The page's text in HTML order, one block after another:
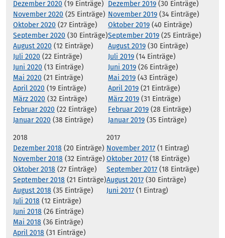
Dezember 2020 (19 Einträge)
November 2020 (25 Einträge)
Oktober 2020 (27 Einträge)
September 2020 (30 Einträge)
August 2020 (12 Einträge)
Juli 2020 (22 Einträge)
Juni 2020 (13 Einträge)
Mai 2020 (21 Einträge)
April 2020 (19 Einträge)
März 2020 (32 Einträge)
Februar 2020 (22 Einträge)
Januar 2020 (38 Einträge)
Dezember 2019 (30 Einträge)
November 2019 (34 Einträge)
Oktober 2019 (40 Einträge)
September 2019 (25 Einträge)
August 2019 (30 Einträge)
Juli 2019 (14 Einträge)
Juni 2019 (26 Einträge)
Mai 2019 (43 Einträge)
April 2019 (21 Einträge)
März 2019 (31 Einträge)
Februar 2019 (28 Einträge)
Januar 2019 (35 Einträge)
2018
Dezember 2018 (20 Einträge)
November 2018 (32 Einträge)
Oktober 2018 (27 Einträge)
September 2018 (21 Einträge)
August 2018 (35 Einträge)
Juli 2018 (12 Einträge)
Juni 2018 (26 Einträge)
Mai 2018 (36 Einträge)
April 2018 (31 Einträge)
2017
November 2017 (1 Eintrag)
Oktober 2017 (18 Einträge)
September 2017 (18 Einträge)
August 2017 (30 Einträge)
Juni 2017 (1 Eintrag)